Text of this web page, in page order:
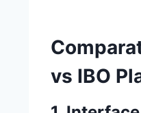
vs IBO